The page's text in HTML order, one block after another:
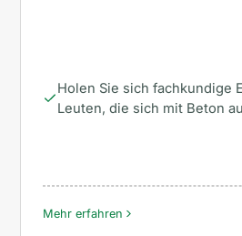
Holen Sie sich fachkundige
Leuten, die sich mit Beton
Mehr erfahren